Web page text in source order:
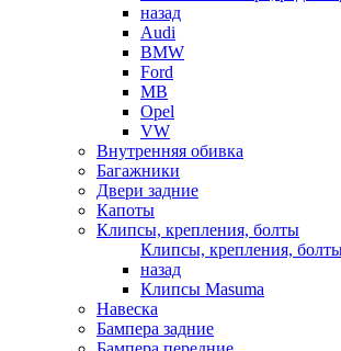
назад
Audi
BMW
Ford
MB
Opel
VW
Внутренняя обивка
Багажники
Двери задние
Капоты
Клипсы, крепления, болты
Клипсы, крепления,
назад
Клипсы Masuma
Навеска
Бампера задние